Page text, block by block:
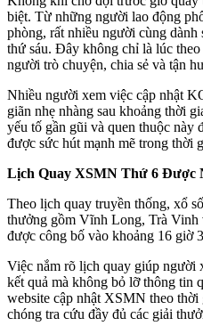
biệt. Từ những người lao động
phòng, rất nhiều người cùng
thứ sáu. Đây không chỉ là lúc
người trò chuyện, chia sẻ và tận
Nhiều người xem việc cập nhật
giãn nhẹ nhàng sau khoảng thời
yếu tố gần gũi và quen thuộc này
được sức hút mạnh mẽ trong thời
Lịch Quay XSMN Thứ 6 Được
Theo lịch quay truyền thống, xổ
thưởng gồm Vĩnh Long, Trà
được công bố vào khoảng 16 giờ
Việc nắm rõ lịch quay giúp người
kết quả mà không bỏ lỡ thông tin
website cập nhật XSMN theo
chóng tra cứu đầy đủ các giải